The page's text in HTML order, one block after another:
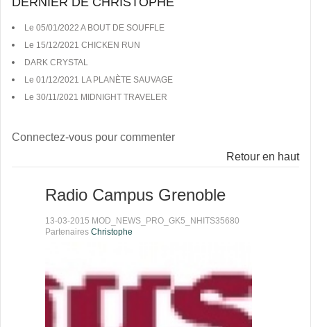
Le 05/01/2022 A BOUT DE SOUFFLE
Le 15/12/2021 CHICKEN RUN
DARK CRYSTAL
Le 01/12/2021 LA PLANÈTE SAUVAGE
Le 30/11/2021 MIDNIGHT TRAVELER
Connectez-vous pour commenter
Retour en haut
Radio Campus Grenoble
13-03-2015 MOD_NEWS_PRO_GK5_NHITS35680
Partenaires Christophe